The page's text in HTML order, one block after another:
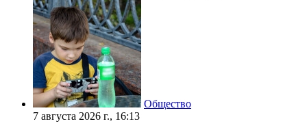
Общество
7 августа 2026 г., 16:13